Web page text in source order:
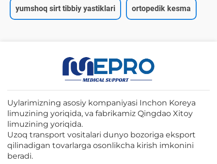
yumshoq sirt tibbiy yastiklari ortopedik kesma
Uylarimizning asosiy kompaniyasi Inchon Koreya
limuzining yoriqida, va fabrikamiz Qingdao Xitoy
limuzining yoriqida.
Uzoq transport vositalari dunyo bozoriga eksport
qilinadigan tovarlarga osonlikcha kirish imkonini
beradi.